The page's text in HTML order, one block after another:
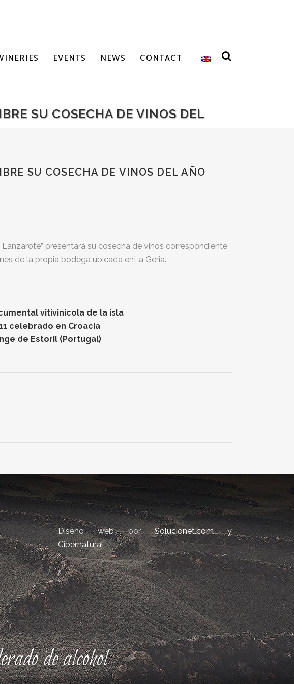
EVENTS NEWS CONTACT
SU COSECHA DE VINOS DEL
SU COSECHA DE VINOS DEL AÑO
presentará su cosecha de vinos correspondiente
de la propia bodega ubicada enLa Geria.
vitivinícola de la isla
celebrado en Croacia
de Estoril (Portugal)
Diseño web porSolucionet.comy
Cibernatural
de alcohol